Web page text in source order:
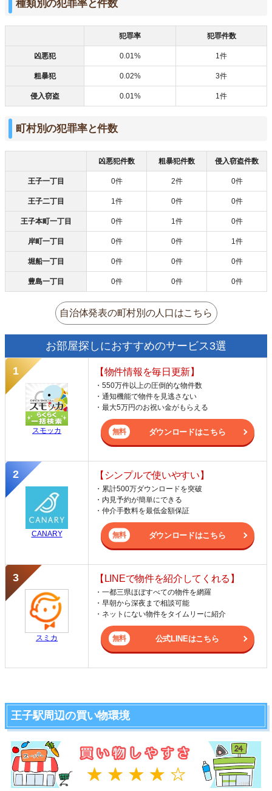
種類別の犯罪率と件数
犯罪率 犯罪件数
凶悪犯 0.01% 1件
粗暴犯 0.02% 3件
侵入窃盗 0.01% 1件
町村別の犯罪率と件数
凶悪犯件数 粗暴犯件数 侵入窃盗件数
王子一丁目 0件 2件 0件
王子二丁目 1件 0件 0件
王子本町一丁目 0件 1件 0件
岸町一丁目 0件 0件 1件
堀船一丁目 0件 0件 0件
豊島一丁目 0件 0件 0件
自治体発表の町村別の人口はこちら
お部屋探しにおすすめのサービス3選
スモッカ
【物件情報を毎日更新】
・550万件以上の圧倒的な物件数
・通知機能で物件を見逃さない
・最大5万円のお祝い金がもらえる
ダウンロードはこちら
CANARY
【シンプルで使いやすい】
・累計500万ダウンロードを突破
・内見予約が簡単にできる
・仲介手数料を最低金額保証
ダウンロードはこちら
スミカ
【LINEで物件を紹介してくれる】
・一都三県ほぼすべての物件を網羅
・早朝から深夜まで相談可能
・ネットにない物件をタイムリーに紹介
公式LINEはこちら
王子駅周辺の買い物環境